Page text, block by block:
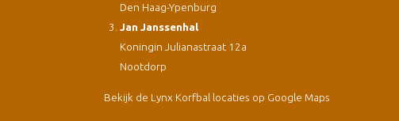
Den Haag-Ypenburg
Jan Janssenhal
Koningin Julianastraat 12a
Nootdorp
Bekijk de Lynx Korfbal locaties op Google Maps